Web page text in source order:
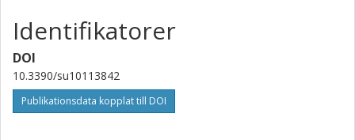
Identifikatorer
DOI
10.3390/su10113842
Publikationsdata kopplat till DOI